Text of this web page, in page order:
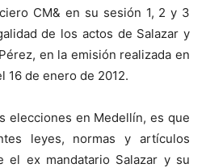
CM& en su sesión 1, 2 y 3
de los actos de Salazar y
en la emisión realizada en
16 de enero de 2012.
elecciones en Medellín, es que
leyes, normas y artículos
el ex mandatario Salazar y su